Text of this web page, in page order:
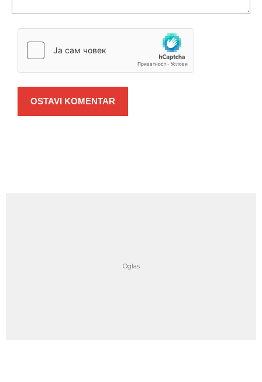
OSTAVI KOMENTAR